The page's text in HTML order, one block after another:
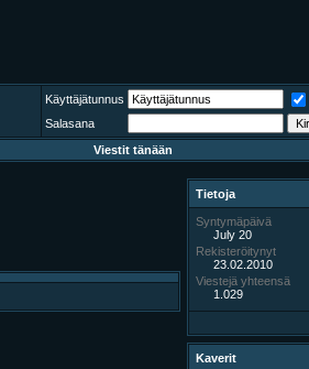
Käyttäjätunnus
Salasana
Viestit tänään
Tietoja
Syntymäpäivä
July 20
Rekisteröitynyt
23.02.2010
Viestejä yhteensä
1.029
Kaverit